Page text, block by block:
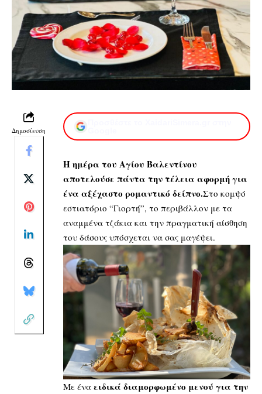
Δημοσίευση
Η ημέρα του Αγίου Βαλεντίνου
αποτελούσε πάντα την τέλεια αφορμή για
ένα αξέχαστο ρομαντικό δείπνο.Στο κομψό
εστιατόριο “Γιορτή”, το περιβάλλον με τα
αναμμένα τζάκια και την πραγματική αίσθηση
του δάσους υπόσχεται να σας μαγέψει.
Με ένα ειδικά διαμορφωμένο μενού για την